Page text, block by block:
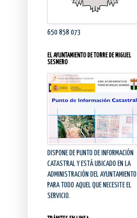
650 858 073
EL AYUNTAMIENTO DE TORRE DE MIGUEL
SESMERO
DISPONE DE PUNTO DE INFORMACIÓN
CATASTRAL Y ESTÁ UBICADO EN LA
ADMINISTRACIÓN DEL AYUNTAMIENTO
PARA TODO AQUEL QUE NECESITE EL
SERVICIO.